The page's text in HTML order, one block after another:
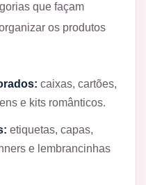
que façam
os produtos
caixas, cartões,
e kits românticos.
etiquetas, capas,
e lembrancinhas